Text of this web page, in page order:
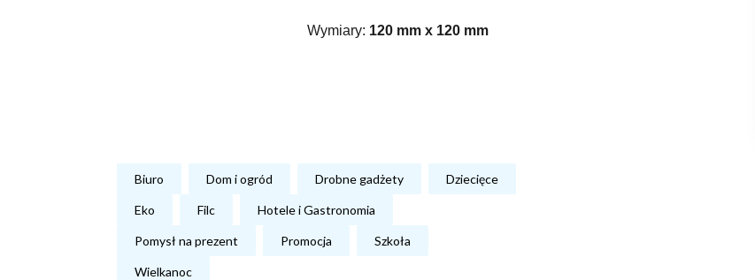
Wymiary: 120 mm x 120 mm
Biuro Dom i ogród Drobne gadżety Dziecięce
Eko Filc Hotele i Gastronomia
Pomysł na prezent Promocja Szkoła
Wielkanoc